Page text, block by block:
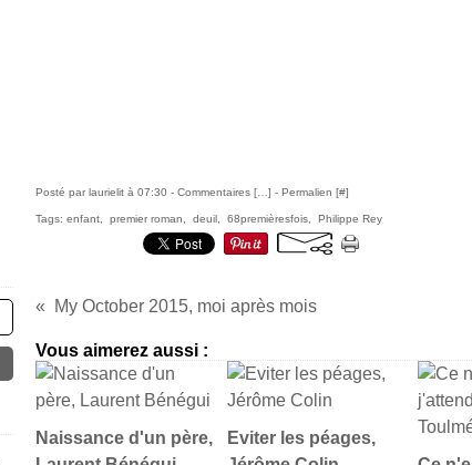
Posté par laurielit à 07:30 - Commentaires [ ] - Permalien [#]
Tags: enfant premier roman deuil 68premièresfois Philippe Rey
My October 2015, moi après mois
Vous aimerez aussi :
Naissance d'un père,
Eviter les péages,